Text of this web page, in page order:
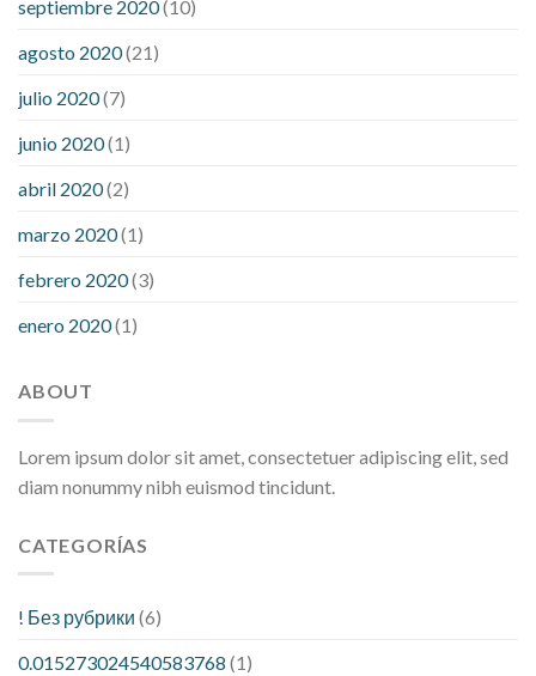
septiembre 2020(10)
agosto 2020(21)
julio 2020(7)
junio 2020(1)
abril 2020(2)
marzo 2020(1)
febrero 2020(3)
enero 2020(1)
ABOUT
Lorem ipsum dolor sit amet, consectetuer adipiscing elit, sed
diam nonummy nibh euismod tincidunt.
CATEGORÍAS
! Без рубрики (6)
0.015273024540583768 (1)